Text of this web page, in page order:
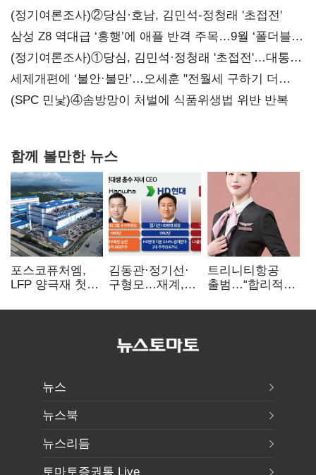
(정기여론조사)②당심·호남, 김민석-정청래 '초접전'
삼성 Z8 역대급 ‘흥행’에 애플 반격 주목…9월 ‘폴더블
대전’
(정기여론조사)①당심, 김민석·정청래 '초접전'…대통령
지지도 '50% 아래로'(종합)
세제개편에 ‘불안·불만’…오세훈 "전월세 구하기 더
힘들어질 것"
(SPC 민낯)④솜방망이 처벌에 식품위생법 위반 반복
함께 볼만한 뉴스
포스코퓨처엠,
LFP 양극재 첫
ESS 시장 공략
김동관·정기선·
구형모…재계,
전성시대
트리니티항공
출범…“합리적
서비스로 승부”
뉴스
뉴스북
뉴스리듬
토마토증권통 Live